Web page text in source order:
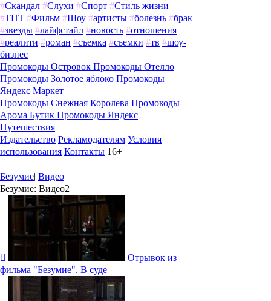
#Скандал #Слухи #Спорт #Стиль жизни
#ТНТ #Фильм #Шоу #артисты #болезнь #брак
#звезды #лайфстайл #новость #отношения
#реалити #роман #съемка #съемки #тв #шоу-
бизнес
Промокоды Островок Промокоды Отелло
Промокоды Золотое яблоко Промокоды
Яндекс Маркет
Промокоды Снежная Королева Промокоды
Арома Бутик Промокоды Яндекс
Путешествия
Издательство Рекламодателям Условия
использования Контакты 16+
Безумие| Видео
Безумие: Видео2
Отрывок из
фильма "Безумие". В суде